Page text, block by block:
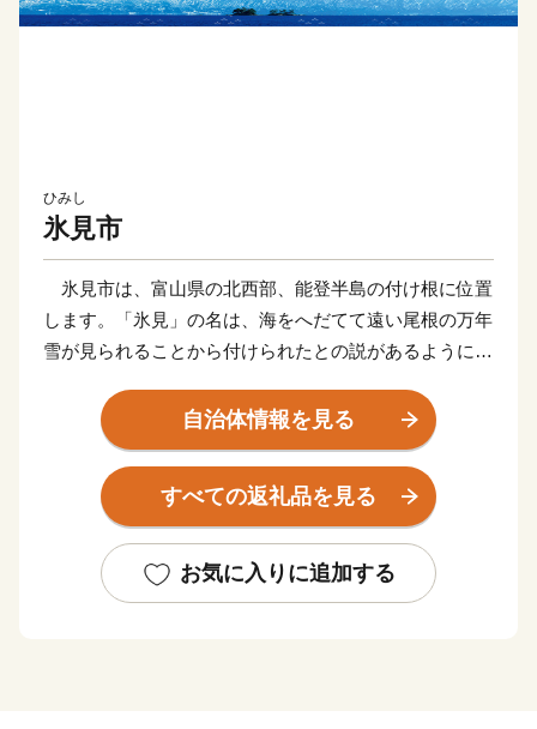
ひみし
氷見市
氷見市は、富山県の北西部、能登半島の付け根に位置
します。「氷見」の名は、海をへだてて遠い尾根の万年
雪が見られることから付けられたとの説があるように、
いらっしゃると思います。2016年に開業した北陸新幹
線「新高岡駅」から、城端駅・氷見線に乗り継いで終着
駅「氷見駅｣へ至る海岸線沿いの車窓からの眺めは、鉄
道ファンならずとも一度はご覧いただきたい風景です。
魚介類が一年を通じて水揚げされます。また、氷見が発
祥の地である越中式定置網漁は、豊富な魚介類を「採り
自治体情報を見る
すべての返礼品を見る
お気に入りに追加する